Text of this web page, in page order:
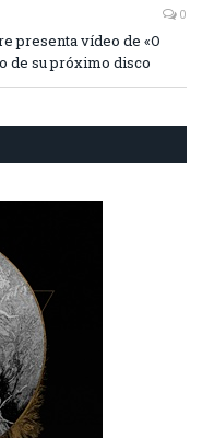
0
presenta vídeo de «O
de su próximo disco